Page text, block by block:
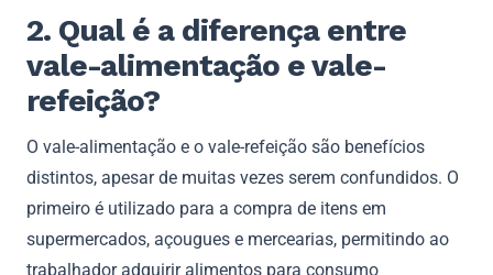
2. Qual é a diferença entre
vale-alimentação e vale-
refeição?
O vale-alimentação e o vale-refeição são benefícios
distintos, apesar de muitas vezes serem confundidos. O
primeiro é utilizado para a compra de itens em
supermercados, açougues e mercearias, permitindo ao
trabalhador adquirir alimentos para consumo